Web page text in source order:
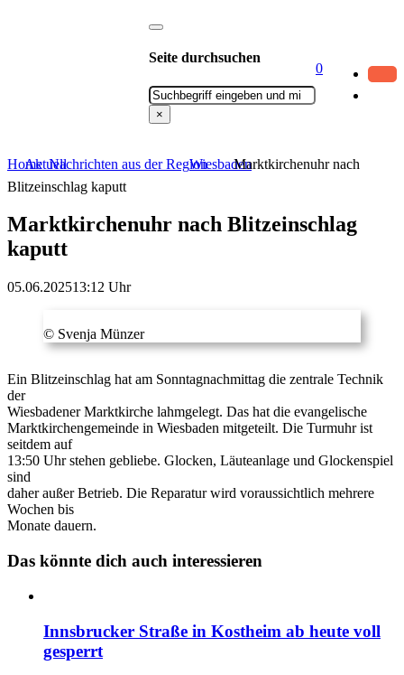
Seite durchsuchen
Suchen
×
0
HomeAktuellNachrichten aus der RegionWiesbadenMarktkirchenuhr nach
Blitzeinschlag kaputt
Marktkirchenuhr nach Blitzeinschlag
kaputt
05.06.202513:12 Uhr
© Svenja Münzer
Ein Blitzeinschlag hat am Sonntagnachmittag die zentrale Technik
der
Wiesbadener Marktkirche lahmgelegt. Das hat die evangelische
Marktkirchengemeinde in Wiesbaden mitgeteilt. Die Turmuhr ist
seitdem auf
13:50 Uhr stehen gebliebe. Glocken, Läuteanlage und Glockenspiel
sind
daher außer Betrieb. Die Reparatur wird voraussichtlich mehrere
Wochen bis
Monate dauern.
Das könnte dich auch interessieren
Innsbrucker Straße in Kostheim ab heute voll
gesperrt